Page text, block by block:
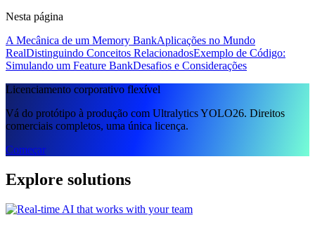
Nesta página
A Mecânica de um Memory BankAplicações no Mundo
RealDistinguindo Conceitos RelacionadosExemplo de Código:
Simulando um Feature BankDesafios e Considerações
Licenciamento corporativo flexível
Vá do protótipo à produção com Ultralytics YOLO26. Direitos
comerciais completos, uma única licença.
Começar
Explore solutions